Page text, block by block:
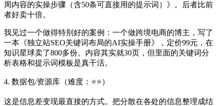
周内容的实操步骤（含50条可直接用的提示词）》。后者比前
者好卖十倍。
我见过一个做得特别好的案例：一个做跨境电商的博主，写了
一本《独立站SEO关键词布局的AI实操手册》，定价99元，在
知识星球卖了800多份。内容其实就30页，但里面的关键词分
析表格和提示词模板是真干活。
4. 数据包/资源库（难度：⭐⭐）
这是信息差变现最直接的方式。把分散在各处的信息整理成结